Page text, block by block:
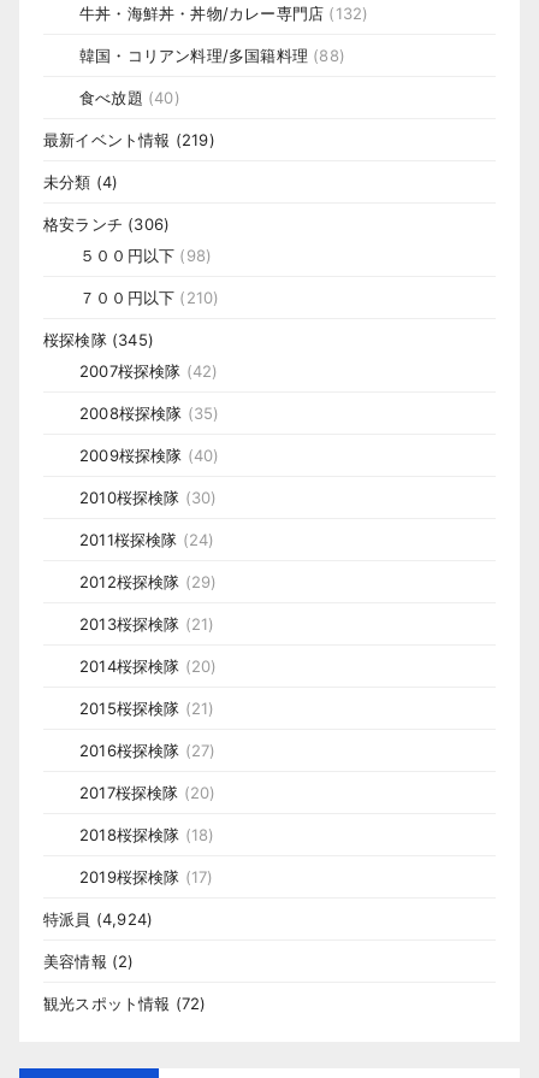
牛丼・海鮮丼・丼物/カレー専門店 (132)
韓国・コリアン料理/多国籍料理 (88)
食べ放題 (40)
最新イベント情報 (219)
未分類 (4)
格安ランチ (306)
５００円以下 (98)
７００円以下 (210)
桜探検隊(345)
2007桜探検隊 (42)
2008桜探検隊 (35)
2009桜探検隊 (40)
2010桜探検隊 (30)
2011桜探検隊 (24)
2012桜探検隊 (29)
2013桜探検隊 (21)
2014桜探検隊 (20)
2015桜探検隊 (21)
2016桜探検隊 (27)
2017桜探検隊 (20)
2018桜探検隊 (18)
2019桜探検隊 (17)
特派員 (4,924)
美容情報 (2)
観光スポット情報 (72)